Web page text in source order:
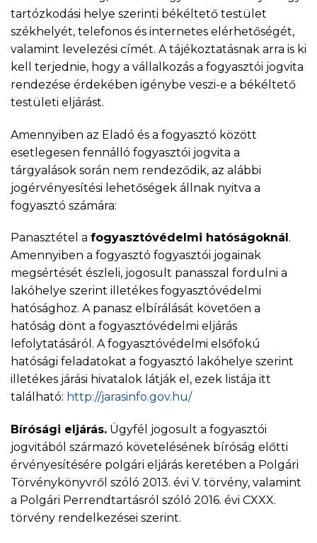
tartózkodási helye szerinti békéltető testület
székhelyét, telefonos és internetes elérhetőségét,
valamint levelezési címét. A tájékoztatásnak arra is ki
kell terjednie, hogy a vállalkozás a fogyasztói jogvita
rendezése érdekében igénybe veszi-e a békéltető
testületi eljárást.
Amennyiben az Eladó és a fogyasztó között
esetlegesen fennálló fogyasztói jogvita a
tárgyalások során nem rendeződik, az alábbi
jogérvényesítési lehetőségek állnak nyitva a
fogyasztó számára:
Panasztétel a fogyasztóvédelmi hatóságoknál .
Amennyiben a fogyasztó fogyasztói jogainak
megsértését észleli, jogosult panasszal fordulni a
lakóhelye szerint illetékes fogyasztóvédelmi
hatósághoz. A panasz elbírálását követően a
hatóság dönt a fogyasztóvédelmi eljárás
lefolytatásáról. A fogyasztóvédelmi elsőfokú
hatósági feladatokat a fogyasztó lakóhelye szerint
illetékes járási hivatalok látják el, ezek listája itt
található: http://jarasinfo.gov.hu/
Bírósági eljárás. Ügyfél jogosult a fogyasztói
jogvitából származó követelésének bíróság előtti
érvényesítésére polgári eljárás keretében a Polgári
Törvénykönyvről szóló 2013. évi V. törvény, valamint
a Polgári Perrendtartásról szóló 2016. évi CXXX.
törvény rendelkezései szerint.